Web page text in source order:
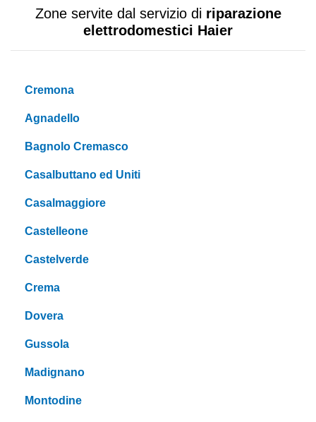
Zone servite dal servizio di riparazione
elettrodomestici Haier
Cremona
Agnadello
Bagnolo Cremasco
Casalbuttano ed Uniti
Casalmaggiore
Castelleone
Castelverde
Crema
Dovera
Gussola
Madignano
Montodine